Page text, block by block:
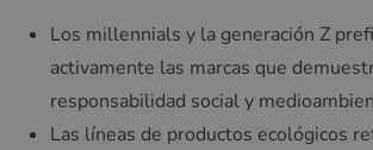
Los millennials y la generación Z
activamente las marcas que
responsabilidad social y
Las líneas de productos ecológicos